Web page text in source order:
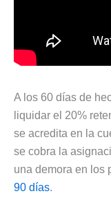
A los 60 días de
liquidar el 20%
se acredita en la
se cobra la
una demora en los
90 días.